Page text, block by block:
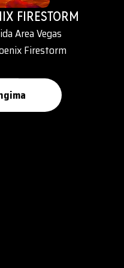
FIRESTORM
Area Vegas
Firestorm